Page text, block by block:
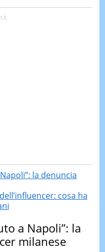
la denuncia
cosa ha
a Napoli”: la
milanese